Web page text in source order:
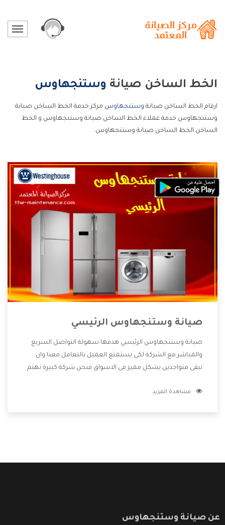
الخط الساخن صيانة وستنجهاوس
ارقام الخط الساخن صيانة وستنجهاوس مركز خدمة الخط الساخن صيانة
وستنجهاوس خدمة عملاء الخط الساخن صيانة وستنجهاوس و الخط
الساخن الخط الساخن صيانة وستنجهاوس.
صيانة وستنجهاوس الرئيسي
صيانة وستنجهاوس الرئيسي هدفها سهولة التواصل السريع
والمباشر مع الشركة لكى يستمتع العميل بالتعامل معنا وان
نبقى متواجدين بشكل مميز فى الاسواق فنحن شركة كبيرة نهتم
الشركة بها والتى تكون منها خدمة الصيانة التى تكون من أهم
مشاهدة المزيد
عن صيانة وستنجهاوس